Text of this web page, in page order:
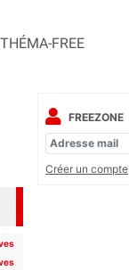
FREE
FREEZONE
Créer un compte